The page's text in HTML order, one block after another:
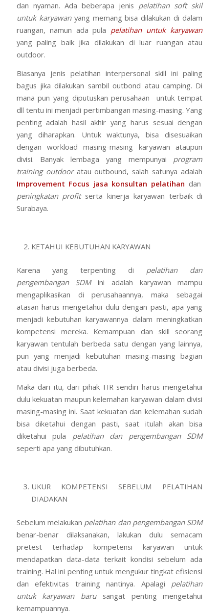
dan nyaman. Ada beberapa jenis pelatihan soft skil
untuk karyawan yang memang bisa dilakukan di dalam
ruangan, namun ada pula pelatihan untuk karyawan
yang paling baik jika dilakukan di luar ruangan atau
outdoor.
Biasanya jenis pelatihan interpersonal skill ini paling
bagus jika dilakukan sambil outbond atau camping. Di
mana pun yang diputuskan perusahaan untuk tempat
dll tentu ini menjadi pertimbangan masing-masing. Yang
penting adalah hasil akhir yang harus sesuai dengan
yang diharapkan. Untuk waktunya, bisa disesuaikan
dengan workload masing-masing karyawan ataupun
divisi. Banyak lembaga yang mempunyai program
training outdooratau outbound, salah satunya adalah
Improvement Focus jasa konsultan pelatihan dan
peningkatan profit serta kinerja karyawan terbaik di
Surabaya.
KETAHUI KEBUTUHAN KARYAWAN
Karena yang terpenting di pelatihan dan
pengembangan SDMini adalah karyawan mampu
mengaplikasikan di perusahaannya, maka sebagai
atasan harus mengetahui dulu dengan pasti, apa yang
menjadi kebutuhan karyawannya dalam meningkatkan
kompetensi mereka. Kemampuan dan skill seorang
karyawan tentulah berbeda satu dengan yang lainnya,
pun yang menjadi kebutuhan masing-masing bagian
atau divisi juga berbeda.
Maka dari itu, dari pihak HR sendiri harus mengetahui
dulu kekuatan maupun kelemahan karyawan dalam divisi
masing-masing ini. Saat kekuatan dan kelemahan sudah
bisa diketahui dengan pasti, saat itulah akan bisa
diketahui pula pelatihan dan pengembangan SDM
seperti apa yang dibutuhkan.
UKUR KOMPETENSI SEBELUM PELATIHAN
DIADAKAN
Sebelum melakukan pelatihan dan pengembangan SDM
benar-benar dilaksanakan, lakukan dulu semacam
pretest terhadap kompetensi karyawan untuk
mendapatkan data-data terkait kondisi sebelum ada
training. Hal ini penting untuk mengukur tingkat efisiensi
dan efektivitas training nantinya. Apalagi pelatihan
untuk karyawan barusangat penting mengetahui
kemampuannya.